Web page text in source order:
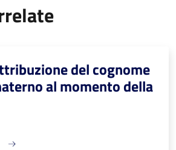
del cognome
al momento della